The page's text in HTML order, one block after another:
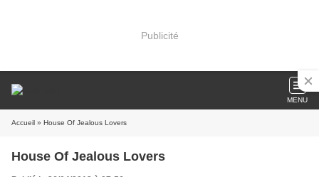
Publicité
MENU
Accueil » House Of Jealous Lovers
House Of Jealous Lovers